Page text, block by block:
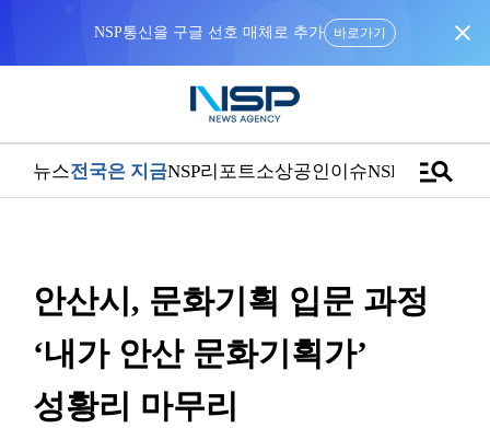
NSP통신을 구글 선호 매체로 추가 바로가기 close
뉴스전국은 지금NSP리포트소상공인이슈NSPTVmanage_search
안산시, 문화기획 입문 과정
‘내가 안산 문화기획가’
성황리 마무리